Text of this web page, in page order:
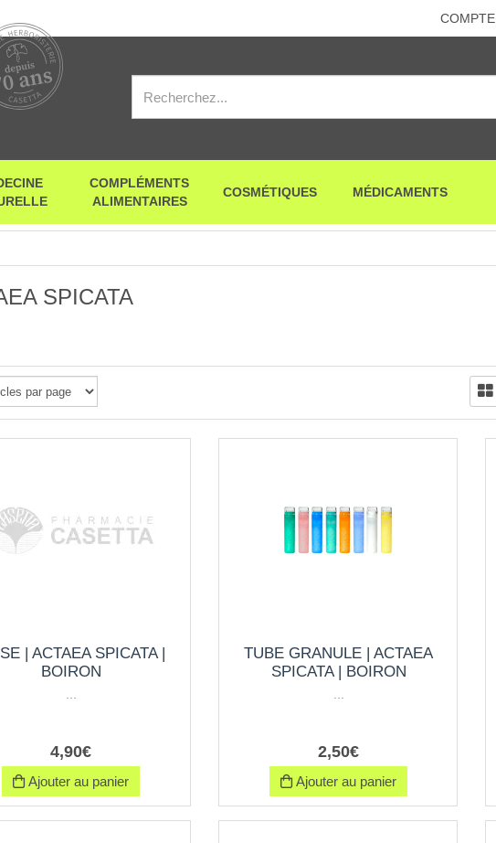
COMPTE
COMPLÉMENTS
ALIMENTAIRES
COSMÉTIQUES MÉDICAMENTS
SPICATA
| ACTAEA SPICATA |
BOIRON
4,90€
Ajouter au panier
TUBE GRANULE | ACTAEA
SPICATA | BOIRON
2,50€
Ajouter au panier